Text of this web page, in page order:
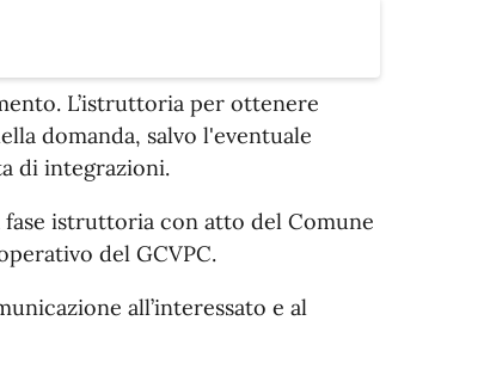
L’istruttoria per ottenere
domanda, salvo l'eventuale
di integrazioni.
fase istruttoria con atto del Comune
del GCVPC.
all’interessato e al